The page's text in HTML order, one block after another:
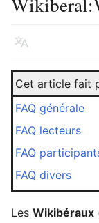
Langue
Cet article fait
FAQ générale
FAQ lecteurs
FAQ
FAQ divers
Les Wikibéraux